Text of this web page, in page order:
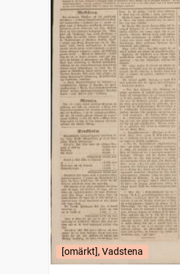
[omärkt], Vadstena